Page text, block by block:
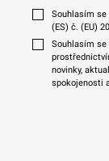
Souhlasím se
(ES) č. (EU)
Souhlasím se
novinky,
spokojenosti